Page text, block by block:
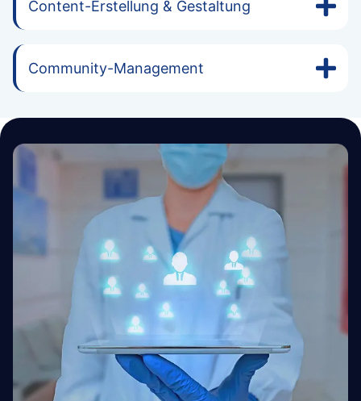
Content-Erstellung & Gestaltung
Community-Management